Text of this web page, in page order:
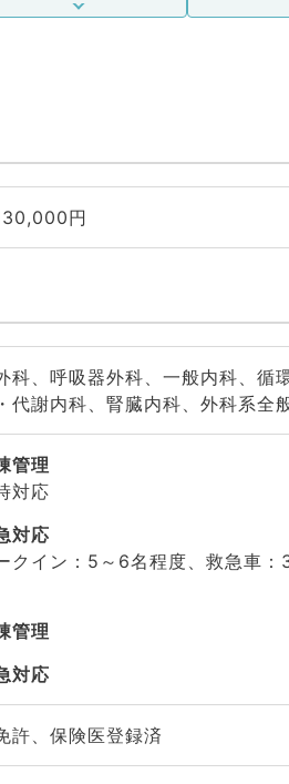
円
科、呼吸器外科、一般内科、循
代謝内科、腎臓内科、外科系全
管理
対応
対応
クイン：5～6名程度、救急車
管理
対応
許、保険医登録済